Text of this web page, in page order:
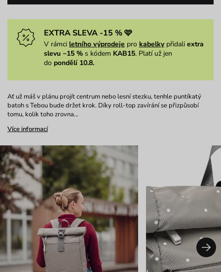
EXTRA SLEVA -15 % 🩷
V rámci letního výprodeje pro kabelkypřidali extra
slevu −15 % s kódem KAB15. Platí už jen
do pondělí 10.8.
Ať už máš v plánu projít centrum nebo lesní stezku, tenhle puntíkatý
batoh s Tebou bude držet krok. Díky roll-top zavírání se přizpůsobí
tomu, kolik toho zrovna…
Více informací